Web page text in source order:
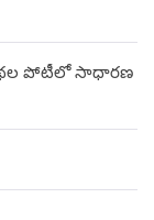
కథల పోటీలో సాధారణ